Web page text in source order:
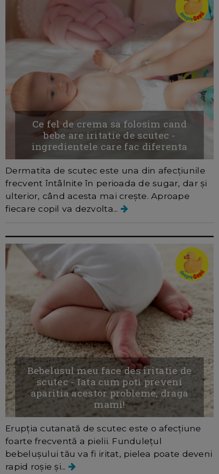
Ce fel de crema sa folosim cand
bebe are iritatie de scutec -
ingredientele care fac diferenta
Dermatita de scutec este una din afecțiunile
frecvent întâlnite în perioada de sugar, dar și
ulterior, când acesta mai crește. Aproape
fiecare copil va dezvolta...
Bebelusul meu face des iritatie de
scutec - Iata cum poti preveni
aparitia acestor probleme, draga
mami!
Erupția cutanată de scutec este o afecțiune
foarte frecventă a pielii. Fundulețul
bebelușului tău va fi iritat, pielea poate deveni
rapid roșie și...